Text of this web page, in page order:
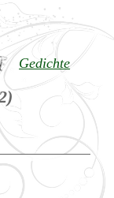
Gedichte